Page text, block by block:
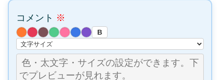
コメント ※
B